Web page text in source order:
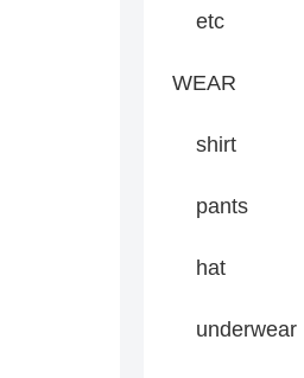
etc
WEAR
shirt
pants
hat
underwear